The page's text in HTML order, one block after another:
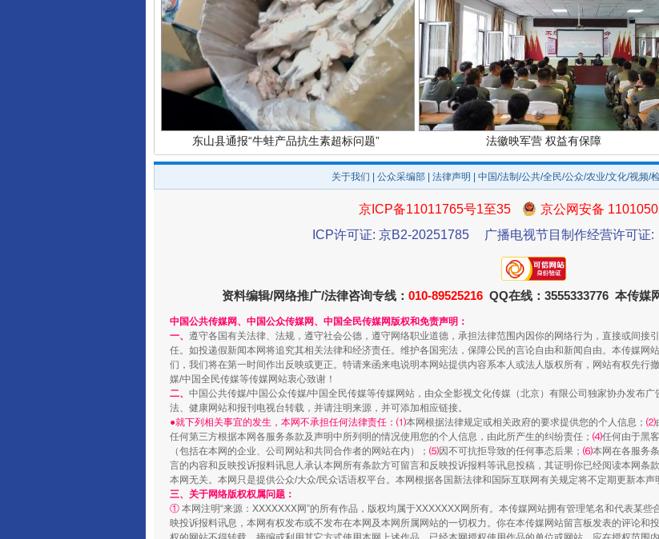
东山县通报“牛蛙产品抗生素超标问题” 法徽映军营 权益有保障
揭开“小金库”的免责幌子 以产业富民促振兴
关于我们 公众采编部 法律声明 | 中国/法制/公共/全民/公众/农业/文化/视频/
京ICP备11011765号1至35
京公网安备
ICP许可证: 京B2-20251785
广播电视节目制作经营许可证
资料编辑/网络推广/法律咨询专线： 010-89525216 QQ在线：3555333776 本传媒
中国公共传媒网、中国公众传媒网、中国全民传媒网版权和免责声明：
一、 遵守各国有关法律、法规，遵守社会公德，遵守网络职业道德，承担法律范围内因你的网络行为，直接或间接
任。如投递假新闻本网将追究其相关法律和经济责任。维护各国宪法，保障公民的言论自由和新闻自由。本传媒网
们，我们将在第一时间作出反映或更正。特请来函来电说明本网站提供内容系本人或法人版权所有，网站有权先行
媒/中国全民传媒等传媒网站衷心致谢！
二、 中国公共传媒/中国公众传媒/中国全民传媒等传媒网站，由众全影视文化传媒（北京）有限公司独家协办发布
法、健康网站和报刊电视台转载，并请注明来源，并可添加相应链接。
●就下列相关事宜的发生，本网不承担任何法律责任：⑴本网根据法律规定或相关政府的要求提供您的个人信息； ⑵
任何第三方根据本网各服务条款及声明中所列明的情况使用您的个人信息，由此所产生的纠纷责任； ⑷任何由于黑
（包括在本网的企业、公司网站和共同合作者的网站在内）； ⑸因不可抗拒导致的任何事态后果； ⑹本网在各服务
言的内容和反映投诉报料讯息人承认本网所有条款方可留言和反映投诉报料等讯息投稿，其证明你已经阅读本网条
本网无关。本网只是提供公众/大众/民众话语权平台。本网根据各国新法律和国际互联网有关规定将不定期更新本声
三、关于网络版权权属问题：
① 本网注明“来源：XXXXXXX网”的所有作品，版权均属于XXXXXXX网所有。本传媒网站拥有管理笔名和代表某
映投诉报料讯息，本网有权发布或不发布在本网及本网所属网站的一切权力。你在本传媒网站留言板发表的评论和